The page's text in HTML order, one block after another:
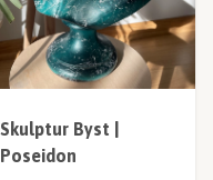
Skulptur Byst |
Poseidon